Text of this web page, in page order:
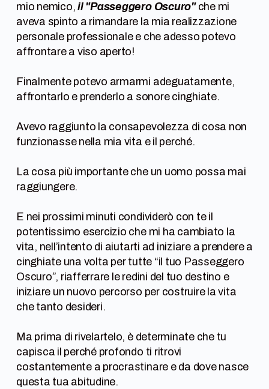
mio nemico,il "Passeggero Oscuro" che mi
aveva spinto a rimandare la mia realizzazione
personale professionale e che adesso potevo
affrontare a viso aperto!
Finalmente potevo armarmi adeguatamente,
affrontarlo e prenderlo a sonore cinghiate.
Avevo raggiunto la consapevolezza di cosa non
funzionasse nella mia vita e il perché.
La cosa più importante che un uomo possa mai
raggiungere.
E nei prossimi minuti condividerò con te il
potentissimo esercizio che mi ha cambiato la
vita, nell’intento di aiutarti ad iniziare a prendere a
cinghiate una volta per tutte “il tuo Passeggero
Oscuro”, riafferrare le redini del tuo destino e
iniziare un nuovo percorso per costruire la vita
che tanto desideri.
Ma prima di rivelartelo, è determinate che tu
capisca il perché profondo ti ritrovi
costantemente a procrastinare e da dove nasce
questa tua abitudine.